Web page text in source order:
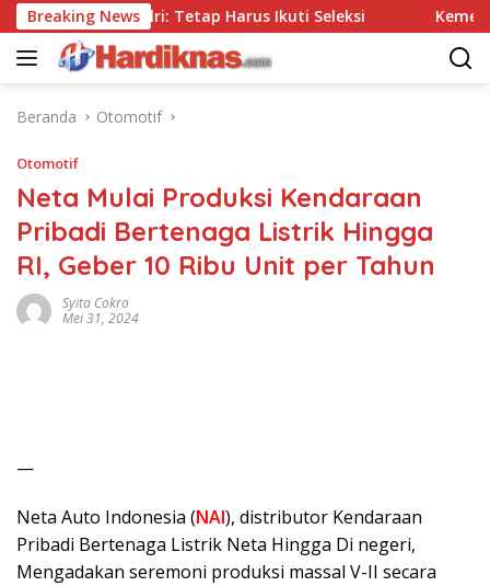
Langsung
ke
konten
Breaking News
Tes, Polri: Tetap Harus Ikuti Seleksi Kemenpar
Beranda Otomotif
Otomotif
Neta Mulai Produksi Kendaraan
Pribadi Bertenaga Listrik Hingga
RI, Geber 10 Ribu Unit per Tahun
Syita Cokro
Mei 31, 2024
—
Neta Auto Indonesia (NAI), distributor Kendaraan
Pribadi Bertenaga Listrik Neta Hingga Di negeri,
Mengadakan seremoni produksi massal V-II secara